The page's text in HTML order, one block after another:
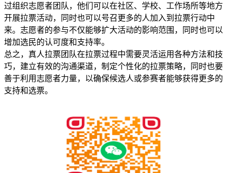
过组织志愿者团队，他们可以在社区、学校、工作场所等地方
开展拉票活动，同时也可以号召更多的人加入到拉票行动中
来。志愿者的参与不仅能够扩大活动的影响范围，同时也可以
增加选民的认可度和支持率。
总之，真人拉票团队在拉票过程中需要灵活运用各种方法和技
巧，建立有效的沟通渠道，制定个性化的拉票策略，同时也要
善于利用志愿者力量，以确保候选人或参赛者能够获得更多的
支持和选票。